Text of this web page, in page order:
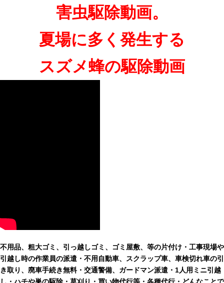
害虫駆除動画。
夏場に多く発生する
スズメ蜂の駆除動画
不用品、粗大ゴミ、引っ越しゴミ、ゴミ屋敷、等の片付け・工事現場や
引越し時の作業員の派遣・不用自動車、スクラップ車、車検切れ車の引
き取り、廃車手続き無料・交通警備、ガードマン派遣・1人用ミニ引越